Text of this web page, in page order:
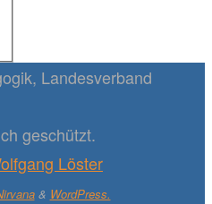
Landesverband
geschützt.
Löster
& WordPress.